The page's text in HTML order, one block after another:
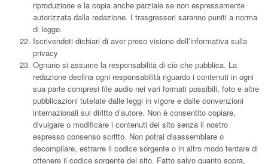
riproduzione e la copia anche parziale se non espressamente
autorizzata dalla redazione. I trasgressori saranno puniti a norma
di legge.
Iscrivendoti dichiari di aver preso visione dell’informativa sulla
privacy
Ognuno si assume la responsabilità di ciò che pubblica. La
redazione declina ogni responsabilità riguardo i contenuti in ogni
sua parte compresi file audio nei vari formati possibili, foto e altre
pubblicazioni tutelate dalle leggi in vigore e dalle convenzioni
internazionali sul diritto d’autore. Non è consentito copiare,
divulgare o modificare i contenuti del sito senza il nostro
espresso consenso scritto. Non potrai disassemblare o
decompilare, estrarre il codice sorgente o in altro modo tentare di
ottenere il codice sorgente del sito. Fatto salvo quanto sopra,